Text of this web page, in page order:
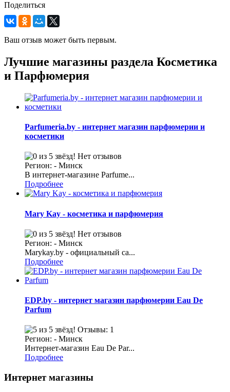
Поделиться
Ваш отзыв может быть первым.
Лучшие магазины раздела Косметика
и Парфюмерия
Parfumeria.by - интернет магазин парфюмерии и
косметики
Нет отзывов
Регион: - Минск
В интернет-магазине Parfume...
Подробнее
Mary Kay - косметика и парфюмерия
Нет отзывов
Регион: - Минск
Marykay.by - официальный са...
Подробнее
EDP.by - интернет магазин парфюмерии Eau De
Parfum
Отзывы: 1
Регион: - Минск
Интернет-магазин Eau De Par...
Подробнее
Интернет магазины